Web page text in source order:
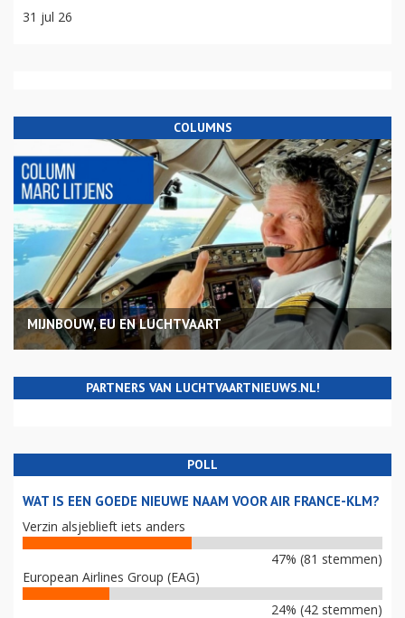
31 jul 26
COLUMNS
MIJNBOUW, EU EN LUCHTVAART
PARTNERS VAN LUCHTVAARTNIEUWS.NL!
POLL
WAT IS EEN GOEDE NIEUWE NAAM VOOR AIR FRANCE-KLM?
Verzin alsjeblieft iets anders
47% (81 stemmen)
European Airlines Group (EAG)
24% (42 stemmen)